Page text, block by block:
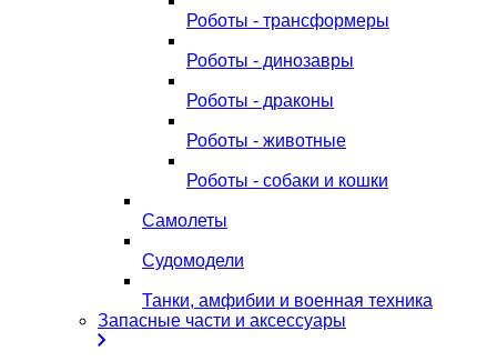
Роботы - трансформеры
Роботы - динозавры
Роботы - драконы
Роботы - животные
Роботы - собаки и кошки
Самолеты
Судомодели
Танки, амфибии и военная техника
Запасные части и аксессуары